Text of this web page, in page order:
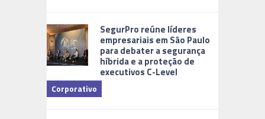
SegurPro reúne líderes
empresariais em São Paulo
para debater a segurança
híbrida e a proteção de
executivos C-Level
Corporativo